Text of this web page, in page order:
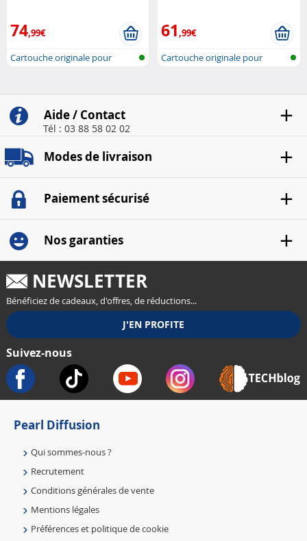
74,99€
Cartouche originale pour
61,99€
Cartouche originale pour
Aide / Contact
Tél : 03 88 58 02 02
Modes de livraison
Paiement sécurisé
Nos garanties
NEWSLETTER
Bénéficiez de cadeaux, d'offres, de réductions...
Suivez-nous
Pearl Diffusion
Qui sommes-nous ?
Recrutement
Conditions générales de vente
Mentions légales
Préférences et politique de cookie